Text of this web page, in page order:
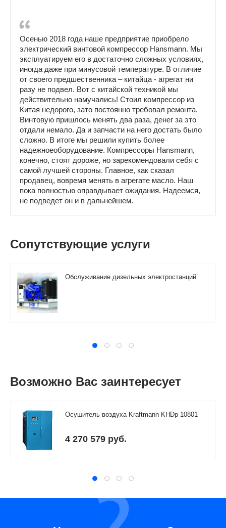
Осенью 2018 года наше предприятие приобрело
электрический винтовой компрессор Hansmann. Мы
эксплуатируем его в достаточно сложных условиях,
иногда даже при минусовой температуре. В отличие
от своего предшественника – китайца - агрегат ни
разу не подвел. Вот с китайской техникой мы
действительно намучались! Стоил компрессор из
Китая недорого, зато постоянно требовал ремонта.
Винтовую пришлось менять два раза, денег за это
отдали немало. Да и запчасти на него достать было
сложно. В итоге мы решили купить более
надежноеоборудование. Компрессоры Hansmann,
конечно, стоят дороже, но зарекомендовали себя с
самой лучшей стороны. Главное, как сказал
продавец, вовремя менять в агрегате масло. Наш
пока полностью оправдывает ожидания. Надеемся,
не подведет он и в дальнейшем.
Сопутствующие услуги
Обслуживание дизельных электростанций
Возможно Вас заинтересует
Осушитель воздуха Kraftmann KHDp 10801
4 270 579 руб.